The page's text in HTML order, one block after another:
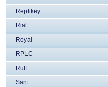
Replikey
Rial
Royal
RPLC
Ruff
Sant